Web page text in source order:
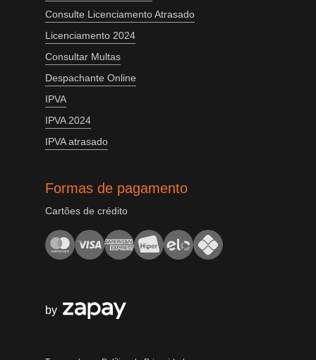
Consulte Licenciamento Atrasado
Licenciamento 2024
Consultar Multas
Despachante Online
IPVA
IPVA 2024
IPVA atrasado
Formas de pagamento
Cartões de crédito
by